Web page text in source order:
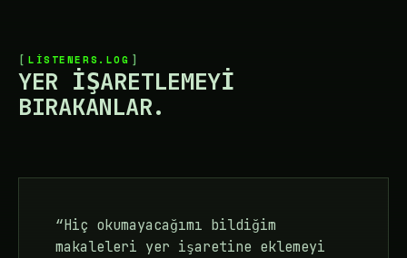
LISTENERS.LOG
YER IŞARETLEMEYI
BIRAKANLAR.
“Hiç okumayacağımı bildiğim
makaleleri yer işaretine eklemeyi